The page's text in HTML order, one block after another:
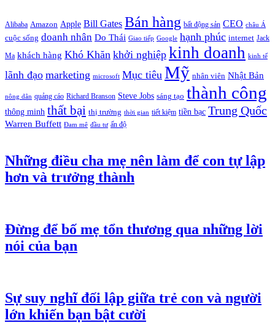
Alibaba Amazon Apple Bill Gates Bán hàng bất động sản CEO châu Á
cuộc sống doanh nhân Do Thái Giao tiếp Google hạnh phúc internet Jack
Ma khách hàng Khó Khăn khởi nghiệp kinh doanh kinh tế
lãnh đạo marketing microsoft Mục tiêu Mỹ nhân viên Nhật Bản
nông dân quảng cáo Richard Branson Steve Jobs sáng tạo thành công
thông minh thất bại thị trường thời gian tiết kiệm tiền bạc Trung Quốc
Warren Buffett Đam mê đầu tư ấn độ
Những điều cha mẹ nên làm để con tự lập
hơn và trưởng thành
Đừng để bố mẹ tổn thương qua những lời
nói của bạn
Sự suy nghĩ đối lập giữa trẻ con và người
lớn khiến bạn bật cười